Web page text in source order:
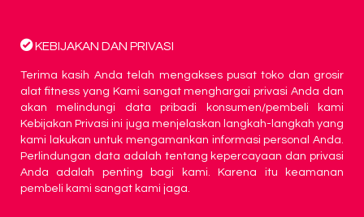
KEBIJAKAN DAN PRIVASI
Terima kasih Anda telah mengakses pusat toko dan grosir
alat fitness yang Kami sangat menghargai privasi Anda dan
akan melindungi data pribadi konsumen/pembeli kami
Kebijakan Privasi ini juga menjelaskan langkah-langkah yang
kami lakukan untuk mengamankan informasi personal Anda.
Perlindungan data adalah tentang kepercayaan dan privasi
Anda adalah penting bagi kami. Karena itu keamanan
pembeli kami sangat kami jaga.